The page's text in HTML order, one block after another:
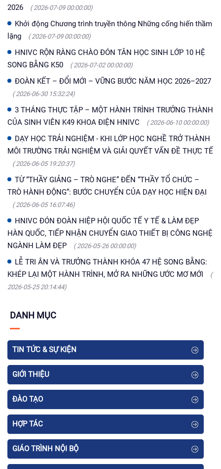
2026
( 2026-07-09 00:00:00)
Khởi động Chương trình truyền thông Những cống hiến thầm
lặng
( 2026-07-09 00:00:00)
HNIVC RỘN RÀNG CHÀO ĐÓN TÂN HỌC SINH LỚP 10 HỆ
SONG BẰNG K50
( 2026-07-02 00:00:00)
ĐOÀN KẾT – ĐỔI MỚI – VỮNG BƯỚC NĂM HỌC 2026–2027
( 2026-06-30 15:32:24)
3 THÁNG THỰC TẬP – MỘT HÀNH TRÌNH TRƯỞNG THÀNH
CỦA SINH VIÊN K49 KHOA ĐIỆN HNIVC
( 2026-06-10 00:00:00)
DẠY HỌC TRẢI NGHIỆM - KHI LỚP HỌC NGHỀ TRỞ THÀNH
MÔI TRƯỜNG TRẢI NGHIỆM VÀ GIẢI QUYẾT VẤN ĐỀ THỰC TẾ
( 2026-06-05 19:20:37)
TỪ “THẦY GIẢNG – TRÒ NGHE” ĐẾN “THẦY TỔ CHỨC –
TRÒ HÀNH ĐỘNG”: BƯỚC CHUYỂN CỦA DẠY HỌC HIỆN ĐẠI
( 2026-06-05 16:07:46)
HNIVC ĐÓN ĐOÀN HIỆP HỘI QUỐC TẾ Y TẾ & LÀM ĐẸP
HÀN QUỐC, TIẾP NHẬN CHUYỂN GIAO THIẾT BỊ CÔNG NGHỆ
NGÀNH LÀM ĐẸP
( 2026-05-26 00:00:00)
LỄ TRI ÂN VÀ TRƯỞNG THÀNH KHÓA 47 HỆ SONG BẰNG:
KHÉP LẠI MỘT HÀNH TRÌNH, MỞ RA NHỮNG ƯỚC MƠ MỚI
(
2026-05-25 20:14:44)
DANH MỤC
TIN TỨC & SỰ KIỆN
GIỚI THIỆU
ĐÀO TẠO
HỢP TÁC
GIÁO TRÌNH NỘI BỘ